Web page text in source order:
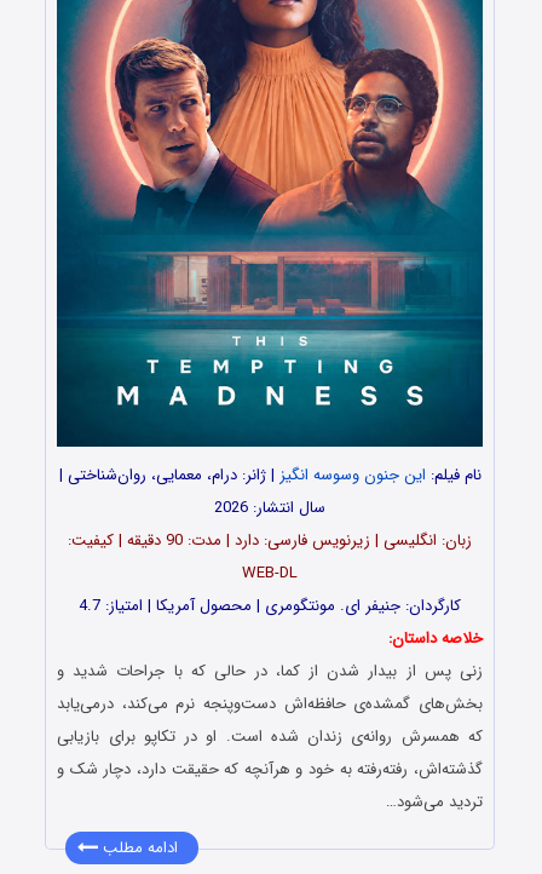
نام فیلم: این جنون وسوسه انگیز | ژانر: درام، معمایی، روان‌شناختی |
سال انتشار: 2026
زبان: انگلیسی | زیرنویس فارسی: دارد | مدت: 90 دقیقه | کیفیت:
WEB-DL
کارگردان: جنیفر ای. مونتگومری | محصول آمریکا | امتیاز: 4.7
خلاصه داستان:
زنی پس از بیدار شدن از کما، در حالی که با جراحات شدید و
بخش‌های گمشده‌ی حافظه‌اش دست‌وپنجه نرم می‌کند، درمی‌یابد
که همسرش روانه‌ی زندان شده است. او در تکاپو برای بازیابی
گذشته‌اش، رفته‌رفته به خود و هرآنچه که حقیقت دارد، دچار شک و
تردید می‌شود…
ادامه مطلب